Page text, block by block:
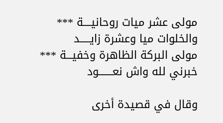
مولى عشر ميات روحانيــــة ***
والخلوات ميا وعشرة زايـــــد
مولى البركة الظاهرة وخفيـــة ***
خبرني لله واش نعـــــــود
وقال في قصيدة أخرى